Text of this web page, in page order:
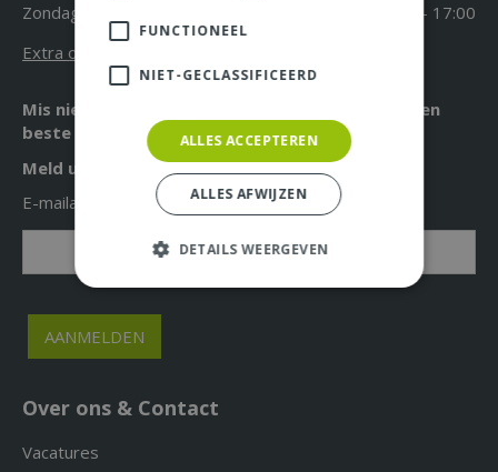
Zondag
12:00 - 17:00
Extra openingstijden
Mis niet langer de leukste acties, aanbiedingen en
beste tuintips!
Meld u nu aan voor onze nieuwsbrief!
E-mailadres: *
Over ons & Contact
Vacatures
FUNCTIONEEL
NIET-GECLASSIFICEERD
ALLES ACCEPTEREN
ALLES AFWIJZEN
DETAILS WEERGEVEN